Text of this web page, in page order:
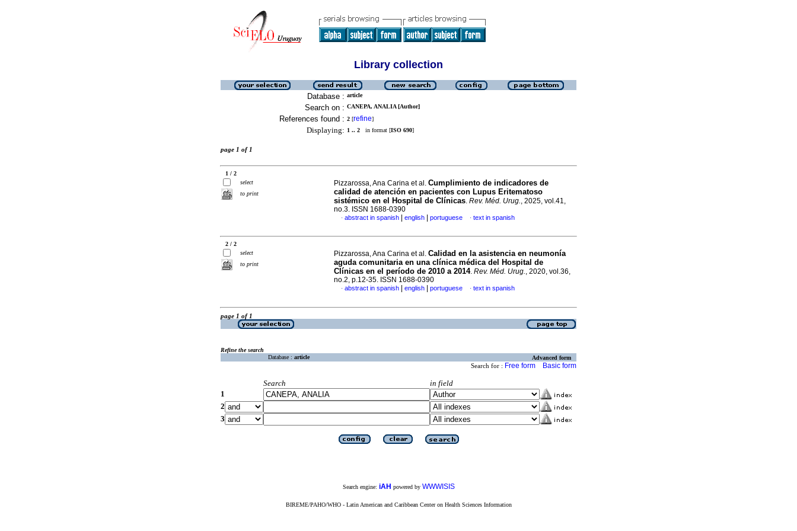
Library collection
Database : article
Search on : CANEPA, ANALIA [Author]
References found : 2 [refine]
Displaying: 1 .. 2 in format [ISO 690]
page 1 of 1
1 / 2
select
to print
Pizzarossa, Ana Carina et al. Cumplimiento de indicadores de
calidad de atención en pacientes con Lupus Eritematoso
sistémico en el Hospital de Clínicas. Rev. Méd. Urug., 2025, vol.41,
no.3. ISSN 1688-0390
· abstract in spanish english portuguese · text in spanish
2 / 2
select
to print
Pizzarossa, Ana Carina et al. Calidad en la asistencia en neumonía
aguda comunitaria en una clínica médica del Hospital de
Clínicas en el período de 2010 a 2014. Rev. Méd. Urug., 2020, vol.36,
no.2, p.12-35. ISSN 1688-0390
· abstract in spanish english portuguese · text in spanish
page 1 of 1
Refine the search
Database : article Advanced form
Search for : Free form Basic form
Search
in field
1
2
3
Search engine: iAH powered by WWWISIS
BIREME/PAHO/WHO - Latin American and Caribbean Center on Health Sciences Information